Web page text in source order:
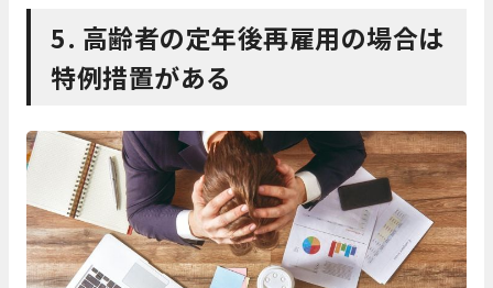
5. 高齢者の定年後再雇用の場合は
特例措置がある